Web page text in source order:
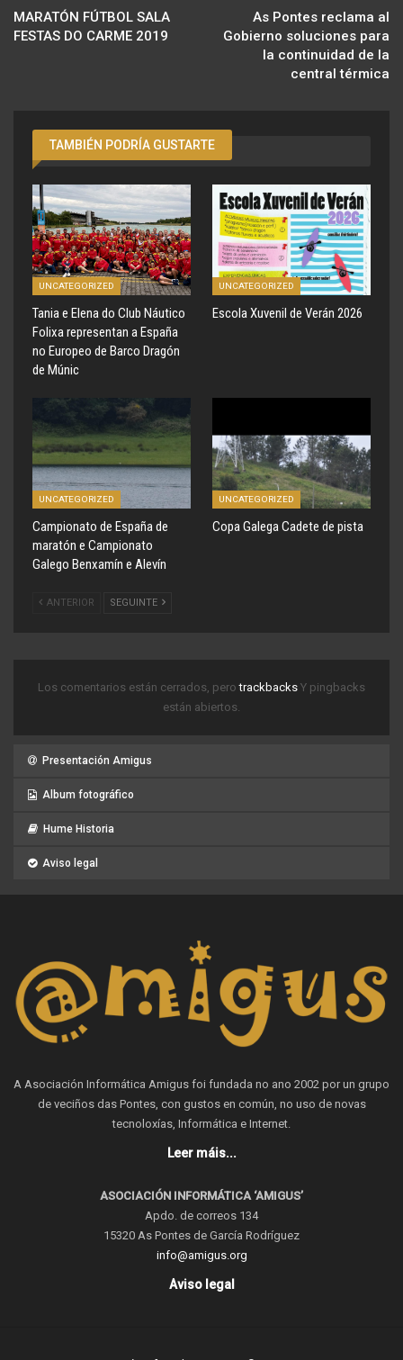
MARATÓN FÚTBOL SALA
FESTAS DO CARME 2019
As Pontes reclama al
Gobierno soluciones para
la continuidad de la
central térmica
TAMBIÉN PODRÍA GUSTARTE
UNCATEGORIZED
Tania e Elena do Club Náutico
Folixa representan a España
no Europeo de Barco Dragón
de Múnic
UNCATEGORIZED
Escola Xuvenil de Verán 2026
UNCATEGORIZED
Campionato de España de
maratón e Campionato
Galego Benxamín e Alevín
UNCATEGORIZED
Copa Galega Cadete de pista
ANTERIOR SEGUINTE
Los comentarios están cerrados, perotrackbacks Y pingbacks
están abiertos.
Presentación Amigus
Album fotográfico
Hume Historia
Aviso legal
A Asociación Informática Amigus foi fundada no ano 2002 por un grupo
de veciños das Pontes, con gustos en común, no uso de novas
tecnoloxías, Informática e Internet.
Leer máis...
ASOCIACIÓN INFORMÁTICA ‘AMIGUS’
Apdo. de correos 134
15320 As Pontes de García Rodríguez
info@amigus.org
Aviso legal